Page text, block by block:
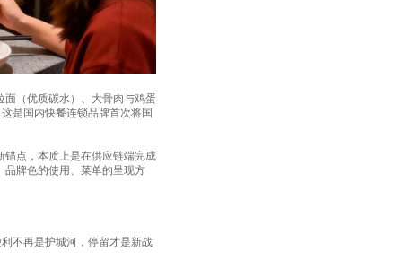
（优质碳水）、大骨肉与鸡蛋
是国内快餐连锁品牌首次将国
点，本质上是在供应链端完成
牌色的使用、菜单的呈现方
不再是护城河，停留才是新战